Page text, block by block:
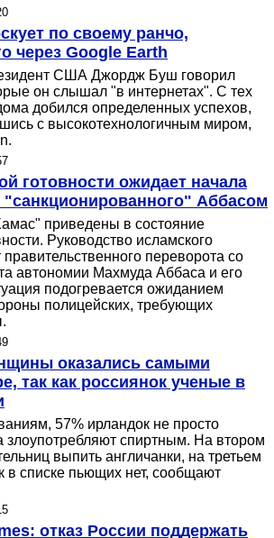
по своему ранчо,
через Google Earth
США Джордж Буш говорил
он слышал "в интернетах". С тех
добился определенных успехов,
с высокотехнологичным миром,
готовности ожидает начала
"санкционированного" Аббасом
приведены в состояние
Руководство исламского
переворота со
автономии Махмуда Аббаса и его
подогревается ожиданием
полицейских, требующих
оказались самыми
так как россиянок ученые в
57% ирландок не просто
злоупотребляют спиртным. На втором
выпить англичанки, на третьем
в списке пьющих нет, сообщают
отказ России поддержать